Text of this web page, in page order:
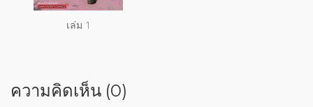
เล่ม 1
ความคิดเห็น (0)